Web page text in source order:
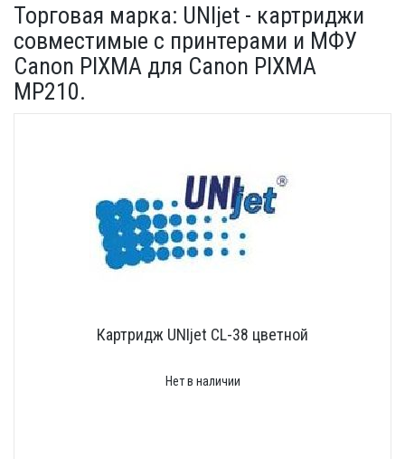
Торговая марка: UNIjet - картриджи
совместимые с принтерами и МФУ
Canon PIXMA для Canon PIXMA
MP210.
Картридж UNIjet CL-38 цветной
Нет в наличии